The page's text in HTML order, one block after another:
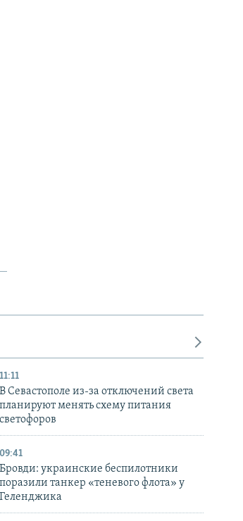
11:11
В Севастополе из-за отключений света
планируют менять схему питания
светофоров
09:41
Бровди: украинские беспилотники
поразили танкер «теневого флота» у
Геленджика